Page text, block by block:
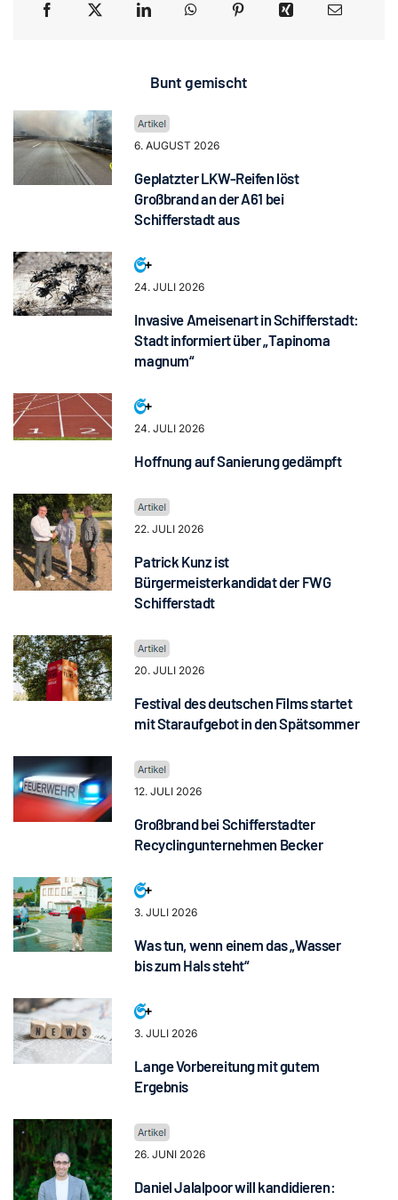
Bunt gemischt
6. AUGUST 2026
Geplatzter LKW-Reifen löst
Großbrand an der A61 bei
Schifferstadt aus
24. JULI 2026
Invasive Ameisenart in Schifferstadt:
Stadt informiert über „Tapinoma
magnum“
24. JULI 2026
Hoffnung auf Sanierung gedämpft
22. JULI 2026
Patrick Kunz ist
Bürgermeisterkandidat der FWG
Schifferstadt
20. JULI 2026
Festival des deutschen Films startet
mit Staraufgebot in den Spätsommer
12. JULI 2026
Großbrand bei Schifferstadter
Recyclingunternehmen Becker
3. JULI 2026
Was tun, wenn einem das „Wasser
bis zum Hals steht“
3. JULI 2026
Lange Vorbereitung mit gutem
Ergebnis
26. JUNI 2026
Daniel Jalalpoor will kandidieren: